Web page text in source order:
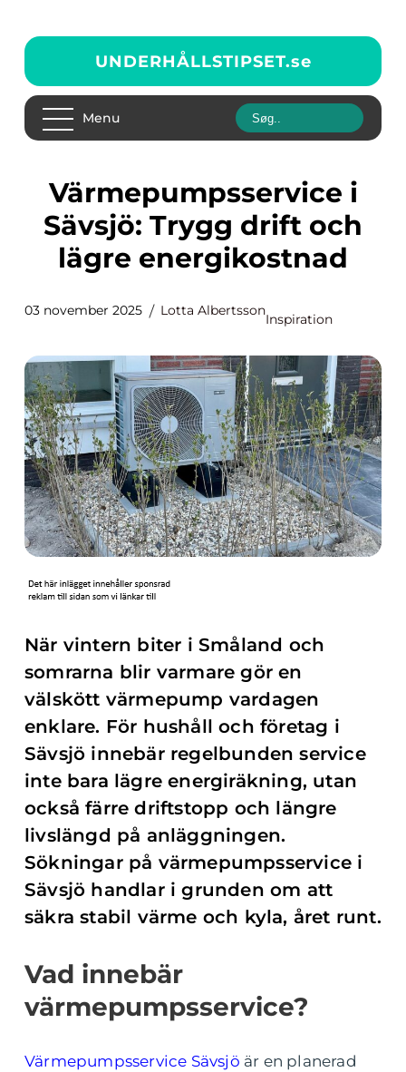
UNDERHÅLLSTIPSET.se
Menu
Värmepumpsservice i
Sävsjö: Trygg drift och
lägre energikostnad
03 november 2025 Lotta Albertsson
Inspiration
När vintern biter i Småland och
somrarna blir varmare gör en
välskött värmepump vardagen
enklare. För hushåll och företag i
Sävsjö innebär regelbunden service
inte bara lägre energiräkning, utan
också färre driftstopp och längre
livslängd på anläggningen.
Sökningar på värmepumpsservice i
Sävsjö handlar i grunden om att
säkra stabil värme och kyla, året runt.
Vad innebär
värmepumpsservice?
Värmepumpsservice Sävsjö är en planerad